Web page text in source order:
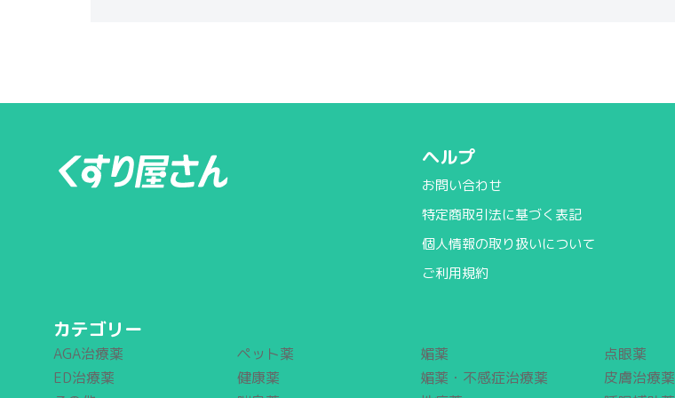
ヘルプ
お問い合わせ
特定商取引法に基づく表記
個人情報の取り扱いについて
ご利用規約
カテゴリー
AGA治療薬
ED治療薬
ペット薬
健康薬
媚薬
媚薬・不感症治療薬
点眼薬
皮膚治療薬